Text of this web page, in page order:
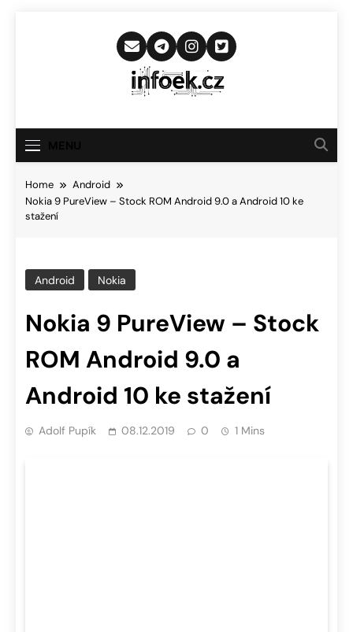
Infoek.cz
Novinkám
Home
Android
Nokia 9 PureView – Stock ROM Android 9.0 a Android 10 ke
stažení
Android Nokia
Nokia 9 PureView – Stock
ROM Android 9.0 a
Android 10 ke stažení
Adolf Pupík 08.12.2019 0 1 Mins